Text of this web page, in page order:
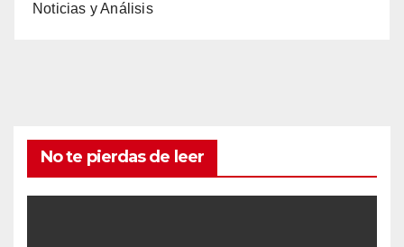
Noticias y Análisis
No te pierdas de leer